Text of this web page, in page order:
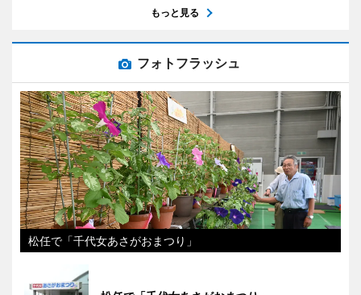
もっと見る
フォトフラッシュ
松任で「千代女あさがおまつり」